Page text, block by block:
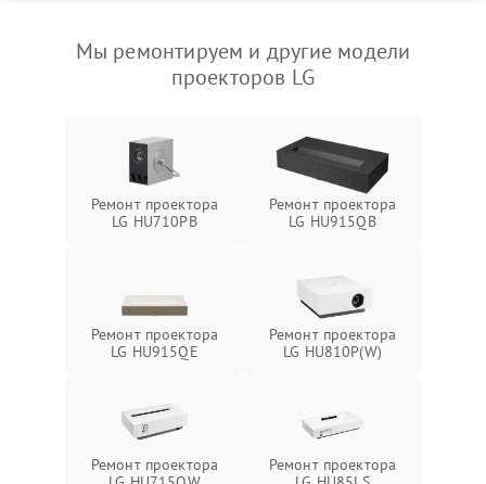
Мы ремонтируем и другие модели
проекторов LG
Ремонт проектора
LG HU710PB
Ремонт проектора
LG HU915QB
Ремонт проектора
LG HU915QE
Ремонт проектора
LG HU810P(W)
Ремонт проектора
Ремонт проектора